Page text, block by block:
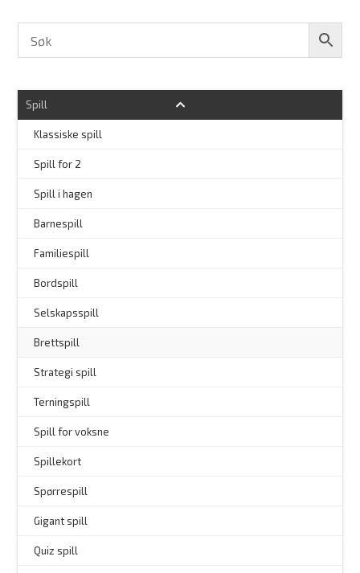
Spill
Klassiske spill
Spill for 2
Spill i hagen
Barnespill
Familiespill
Bordspill
Selskapsspill
Brettspill
Strategi spill
Terningspill
Spill for voksne
Spillekort
Spørrespill
Gigant spill
Quiz spill